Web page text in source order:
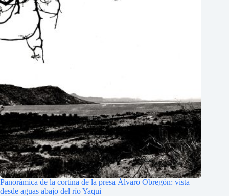
Panorámica de la cortina de la presa Álvaro Obregón: vista
desde aguas abajo del río Yaqui